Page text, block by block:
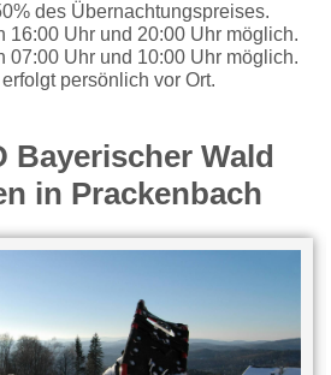
des Übernachtungspreises.
16:00 Uhr und 20:00 Uhr möglich.
07:00 Uhr und 10:00 Uhr möglich.
persönlich vor Ort.
Bayerischer Wald
in Prackenbach